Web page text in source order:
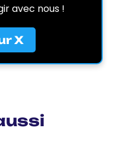
avec nous !
X